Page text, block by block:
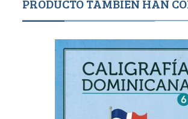
PRODUCTO TAMBIÉN HAN